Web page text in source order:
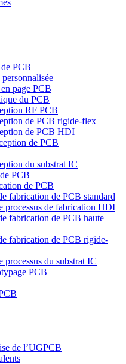
PCB
page PCB
du PCB
RF PCB
de PCB rigide-flex
de PCB HDI
de PCB
du substrat IC
PCB
de PCB
fabrication de PCB standard
processus de fabrication HDI
fabrication de PCB haute
fabrication de PCB rigide-
processus du substrat IC
PCB
de l’UGPCB